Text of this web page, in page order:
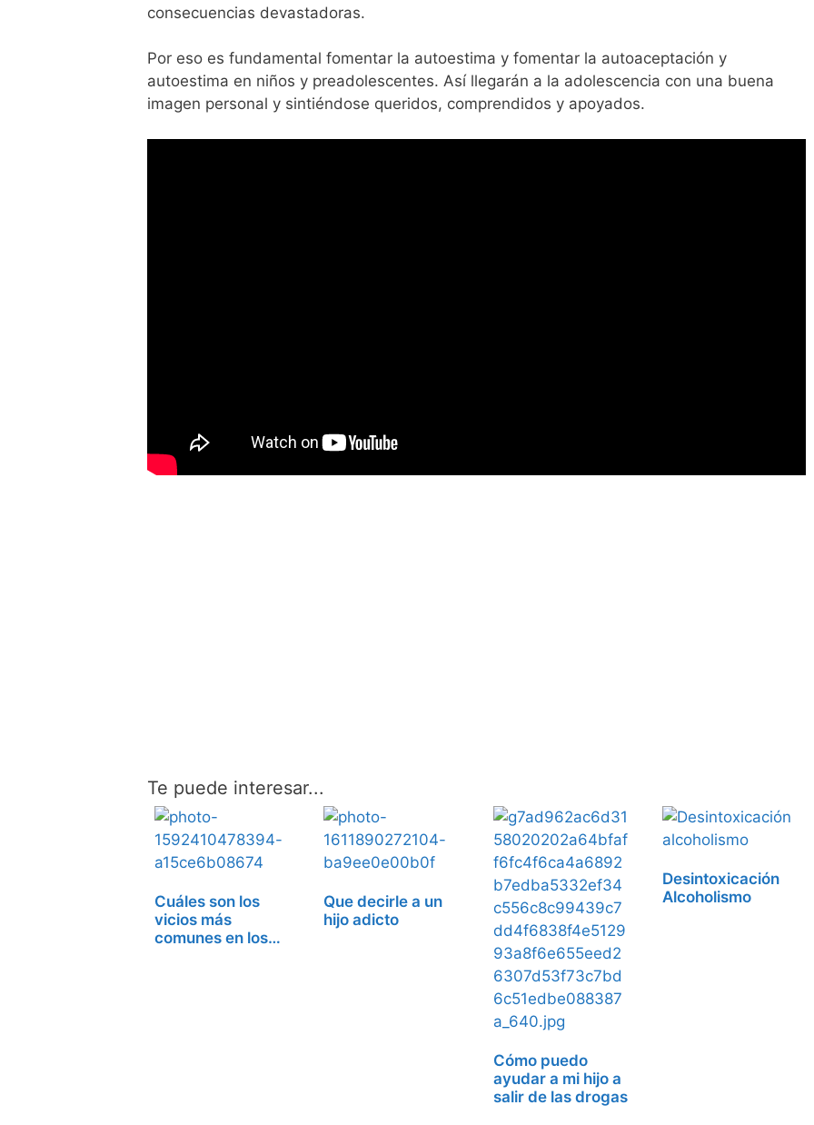
consecuencias devastadoras.
Por eso es fundamental fomentar la autoestima y fomentar la autoaceptación y
autoestima en niños y preadolescentes. Así llegarán a la adolescencia con una buena
imagen personal y sintiéndose queridos, comprendidos y apoyados.
Te puede interesar...
Cuáles son los
vicios más
comunes en los
Que decirle a un
hijo adicto
Cómo puedo
ayudar a mi hijo a
salir de las drogas
Desintoxicación
Alcoholismo